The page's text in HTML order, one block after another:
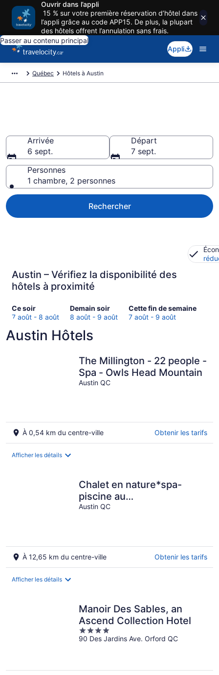
Ouvrir dans l’appli
15 % sur votre première réservation d’hôtel dans
l’appli grâce au code APP15. De plus, la plupart
des hôtels offrent l’annulation sans frais.
Passer au contenu principal
Appli
Québec Hôtels à Austin
Arrivée
6 sept.
Départ
7 sept.
Personnes
1 chambre, 2 personnes
Rechercher
Austin – Vérifiez la disponibilité des
hôtels à proximité
Ce soir
Consultez
les
à Austin
7 août - 8 août
Demain soir
Consulter
les
à
pour
demain
soir,
août
8 août - 9 août
Cette fin de semaine
Consultez
les
cette
fin
de
9
7 août - 9 août
Austin Hôtels
The Millington - 22 people -
Spa - Owls Head Mountain
Austin QC
À 0,54 km du centre-ville Obtenir les tarifs
Afficher les détails
Chalet en nature*spa-
piscine au
Austin QC
À 12,65 km du centre-ville Obtenir les tarifs
Afficher les détails
Manoir Des Sables, an
Ascend Collection Hotel
4
out
90 Des Jardins Ave. Orford QC